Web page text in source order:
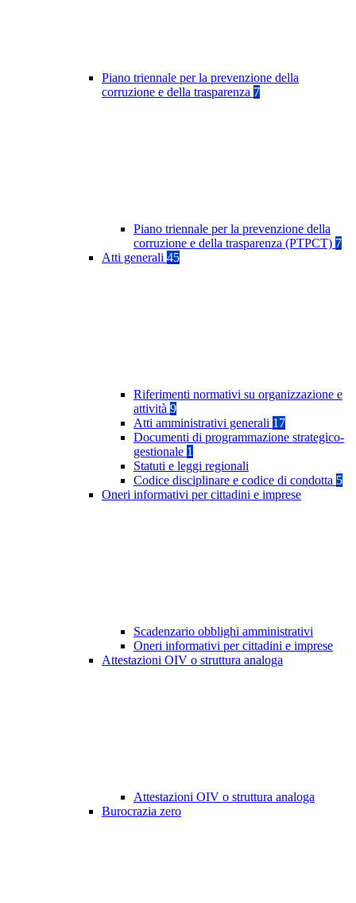
Piano triennale per la prevenzione della
corruzione e della trasparenza 7
Piano triennale per la prevenzione della
corruzione e della trasparenza (PTPCT) 7
Atti generali 45
Riferimenti normativi su organizzazione e
attività 9
Atti amministrativi generali 17
Documenti di programmazione strategico-
gestionale 1
Statuti e leggi regionali
Codice disciplinare e codice di condotta 5
Oneri informativi per cittadini e imprese
Scadenzario obblighi amministrativi
Oneri informativi per cittadini e imprese
Attestazioni OIV o struttura analoga
Attestazioni OIV o struttura analoga
Burocrazia zero